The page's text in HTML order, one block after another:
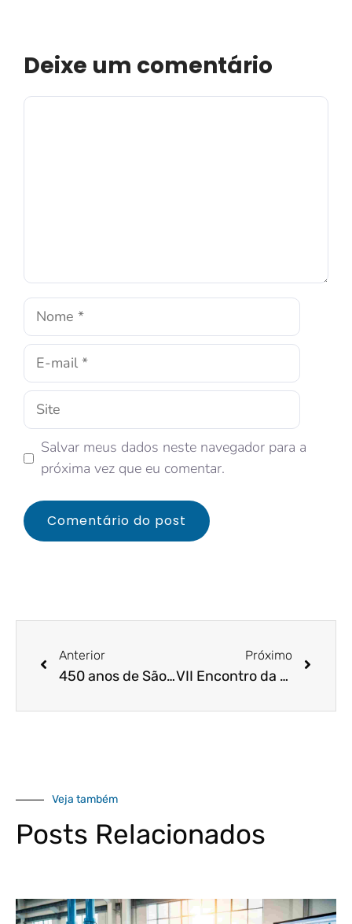
Deixe um comentário
Salvar meus dados neste navegador para a
próxima vez que eu comentar.
Anterior
450 anos de São paulo – Biografia de Alaíde Vitorino
Próximo
VII Encontro da Mulher Contabilista
Veja também
Posts Relacionados